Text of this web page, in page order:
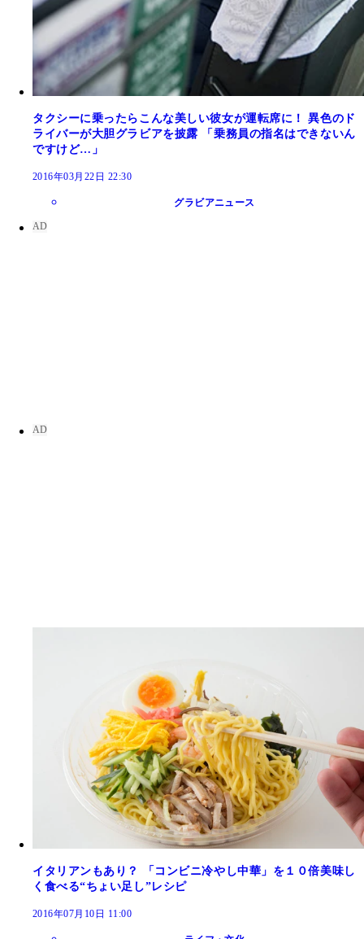
タクシーに乗ったらこんな美しい彼女が運転席に！ 異色のド
ライバーが大胆グラビアを披露 「乗務員の指名はできないん
ですけど…」
2016年03月22日 22:30
グラビアニュース
イタリアンもあり？ 「コンビニ冷やし中華」を１０倍美味し
く食べる“ちょい足し”レシピ
2016年07月10日 11:00